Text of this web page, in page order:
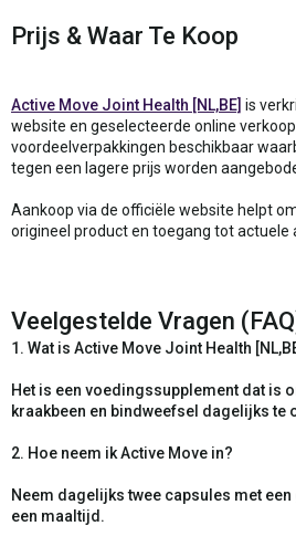
Prijs & Waar Te Koop
Active Move Joint Health [NL,BE] is
website en geselecteerde online
voordeelverpakkingen beschikbaar
tegen een lagere prijs worden
Aankoop via de officiële website helpt
origineel product en toegang tot actuele
Veelgestelde Vragen
1. Wat is Active Move Joint Health
Het is een voedingssupplement dat is
kraakbeen en bindweefsel dagelijks te
2. Hoe neem ik Active Move in?
Neem dagelijks twee capsules met
een maaltijd.